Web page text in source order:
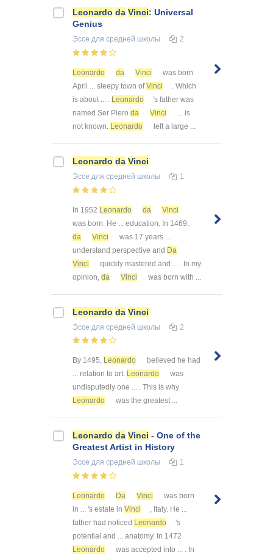
Leonardo da Vinci: Universal
Genius
Эссе для средней школы 2
Leonardo da Vinci
was born
April ... sleepy town ofVinci
. Which
is about ... . Leonardo
's father was
named Ser Piero da Vinci
... is
not known. Leonardo left a large ...
Leonardo da Vinci
Эссе для средней школы 1
In 1952 Leonardo da
Vinci
was born. He ... education. In 1469,
da
Vinci
was 17 years ...
understand perspective and Da
Vinci
quickly mastered and ... . In my
opinion, da Vinci was born with ...
Leonardo da Vinci
Эссе для средней школы 2
By 1495, Leonardo
believed he had
... relation to art. Leonardo
was
undisputedly one ... . This is why
Leonardo
was the greatest ...
Leonardo da Vinci - One of the
Greatest Artist in History
Эссе для средней школы 1
Leonardo Da Vinci
was born
in ... 's estate in Vinci
, Italy. He ...
father had noticed Leonardo
's
potential and ... anatomy. In 1472
Leonardo
was accepted into ... . In